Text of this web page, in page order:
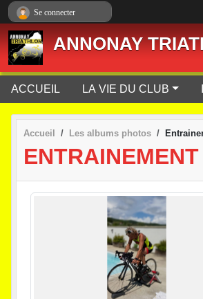
ANNONAY
ACCUEIL LA VIE DU CLUB
Accueil Les albums photos
Se connecter
Panneau de gestion des cookies